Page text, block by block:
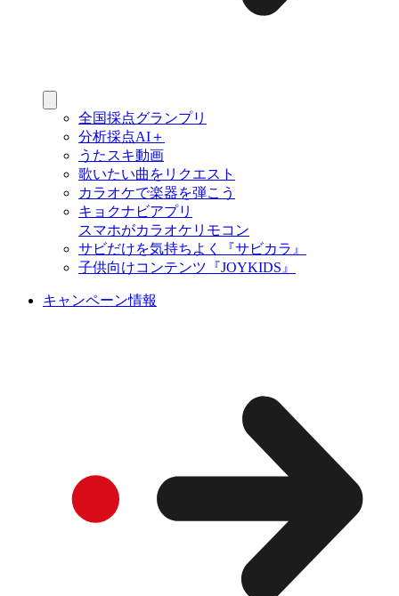
全国採点グランプリ
分析採点AI＋
うたスキ動画
歌いたい曲をリクエスト
カラオケで楽器を弾こう
キョクナビアプリ
スマホがカラオケリモコン
サビだけを気持ちよく『サビカラ』
子供向けコンテンツ『JOYKIDS』
キャンペーン情報